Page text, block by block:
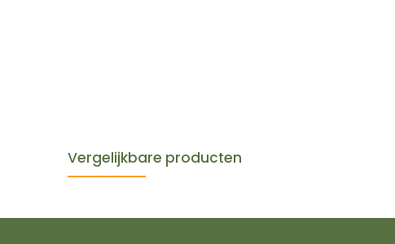
Vergelijkbare producten